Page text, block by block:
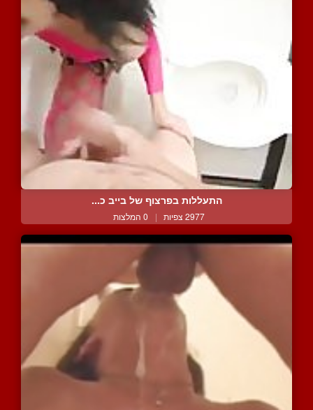
התעללות בפרצוף של בייב כ...
2977 צפיות | 0 המלצות